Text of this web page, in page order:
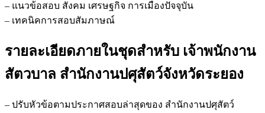
– แนวข้อสอบ สังคม เศรษฐกิจ การเมืองปัจจุบัน
– เทคนิคการสอบสัมภาษณ์
รายละเอียดภายในชุดสำหรับ เจ้าพนักงาน
สัตวบาล สำนักงานปศุสัตว์จังหวัดระยอง
– ปรับหัวข้อตามประกาศสอบล่าสุดของ สำนักงานปศุสัตว์